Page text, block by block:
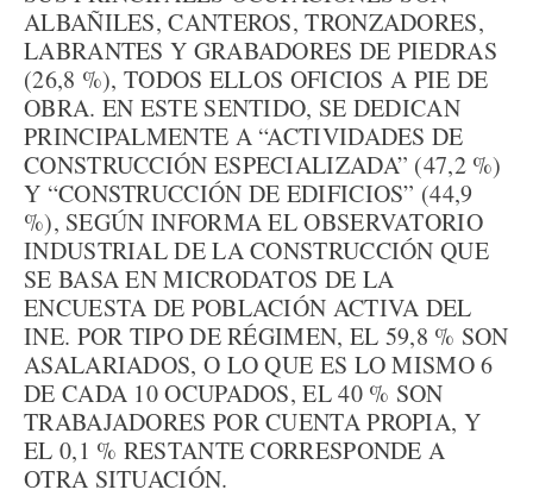
ALBAÑILES, CANTEROS, TRONZADORES,
LABRANTES Y GRABADORES DE PIEDRAS
(26,8 %), TODOS ELLOS OFICIOS A PIE DE
OBRA. EN ESTE SENTIDO, SE DEDICAN
PRINCIPALMENTE A “ACTIVIDADES DE
CONSTRUCCIÓN ESPECIALIZADA” (47,2 %)
Y “CONSTRUCCIÓN DE EDIFICIOS” (44,9
%), SEGÚN INFORMA EL OBSERVATORIO
INDUSTRIAL DE LA CONSTRUCCIÓN QUE
SE BASA EN MICRODATOS DE LA
ENCUESTA DE POBLACIÓN ACTIVA DEL
INE. POR TIPO DE RÉGIMEN, EL 59,8 % SON
ASALARIADOS, O LO QUE ES LO MISMO 6
DE CADA 10 OCUPADOS, EL 40 % SON
TRABAJADORES POR CUENTA PROPIA, Y
EL 0,1 % RESTANTE CORRESPONDE A
OTRA SITUACIÓN.